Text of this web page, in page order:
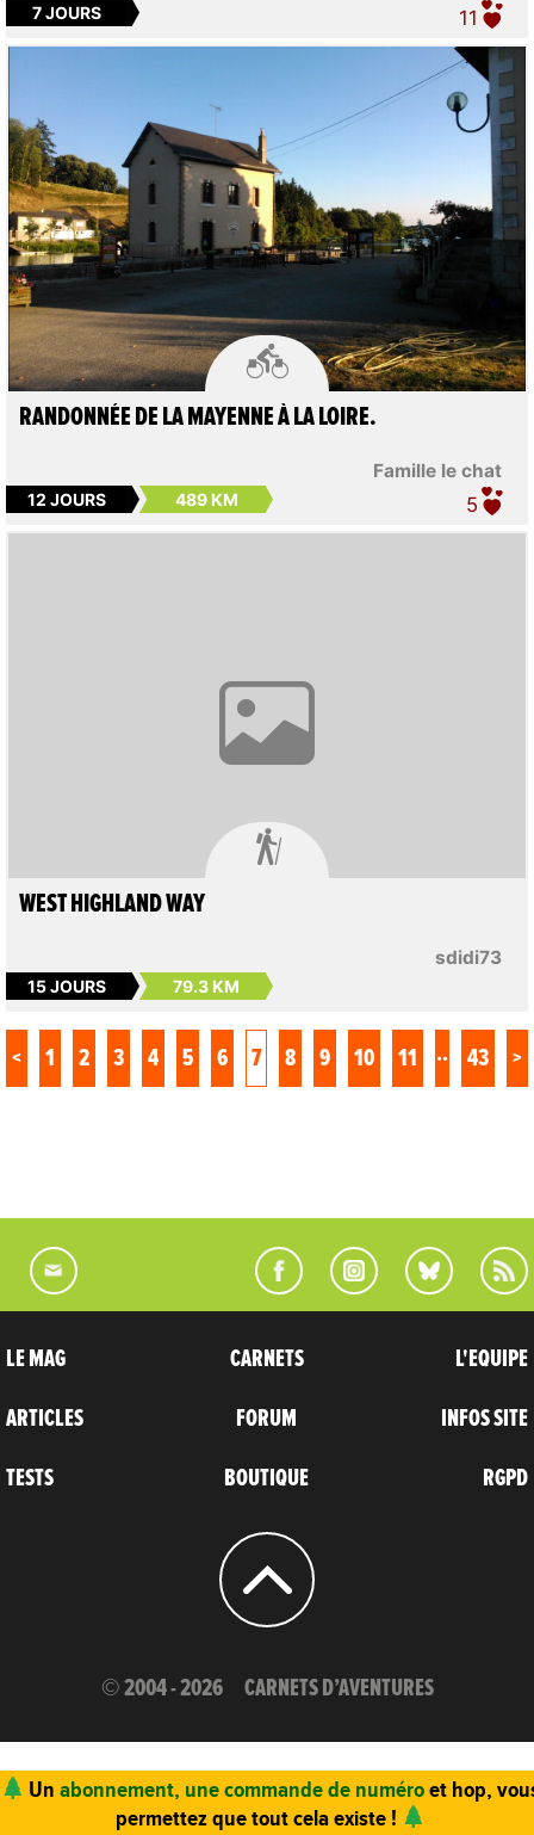
7 JOURS 11

Famille le chat
RANDONNÉE DE LA MAYENNE À LA LOIRE.
12 JOURS 489 KM 5

sdidi73
WEST HIGHLAND WAY
15 JOURS 79.3 KM
< 1 2 3 4 5 6 7 8 9 10 11 .. 43 >
LE MAG
ARTICLES
TESTS
CARNETS
FORUM
BOUTIQUE
L'EQUIPE
INFOS SITE
RGPD
© 2004 - 2026 CARNETS D’AVENTURES
Un abonnement, une commande de numéroet hop,
permettez que tout cela existe !